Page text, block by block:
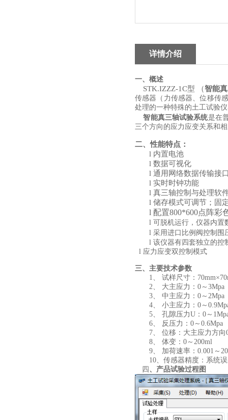
详情介绍
一、 概述
STK.IZZZ-1C型 （智能
传感器（力传感器、位移传
处理的一种特殊的土工试验
智能真三轴试验系统是在
三个方向的应力应变关系和
二、性能特点：
l 内置电池
l 数据可视化
l 通用网络数据传输接
l 实时时钟功能
l 真三轴控制与处理软
l 储存模式可调节；固
l 配置800*600点阵彩
l 可脱机运行 ， 仪器内置
l 采用进口比例阀控制 围
l 该仪器有四套独立的控
l 应力应变双控制模式
三、 主要技术参数
1、 试样尺寸：
2、 大主应力：0～3Mpa
3、 中主应力：0～2Mpa
4、 小主应力：0～
5、 孔隙压力U：0～
6、 反压力：0～0.6Mpa
7、 位移：大主应力方向0
8、 体变：0～200ml
9、 加荷速率：0.001～
10、传感器精度：系统误
四 、 产品试验过程图